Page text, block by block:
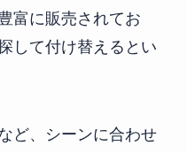
富に販売されてお
して付け替えるとい
ど、シーンに合わせ